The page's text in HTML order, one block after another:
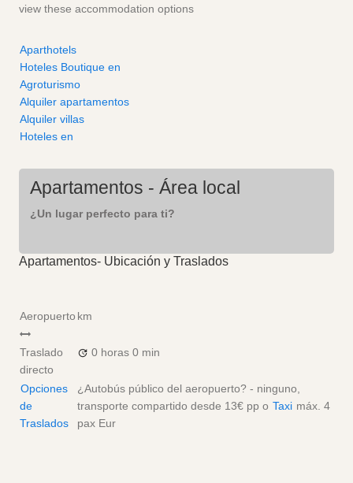
view these accommodation options
Aparthotels
Hoteles Boutique en
Agroturismo
Alquiler apartamentos
Alquiler villas
Hoteles en
Apartamentos - Área local
¿Un lugar perfecto para ti?
Apartamentos- Ubicación y Traslados
Aeropuerto km
Traslado
directo
0 horas 0 min
Opciones
de
Traslados
¿Autobús público del aeropuerto? - ninguno,
transporte compartido desde 13€ pp o Taxi máx. 4
pax Eur